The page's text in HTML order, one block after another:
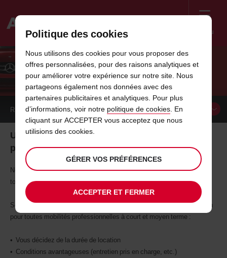
Menu
Avis
LA LOCATION JOURNALIÈRE
RÉSERVER UNVÉHICULE
Une solution simple et efficace pour la mobilité
professionnelle
Nous proposons à vos collaborateurs un service de location adapté à
tous leurs déplacements professionnels.
Selon leur besoin, une solution simple et flexible sont à leur disposition
pour toutes mobilités professionnelles à court et moyen terme :
• Vous décidez de la durée de location
• Conditions avantageuses (entretien pris en charge, etc.)
Politique des cookies
Nous utilisons des cookies pour vous proposer des
offres personnalisées, pour des raisons analytiques et
pour améliorer votre expérience sur notre site. Nous
partageons également nos données avec des
partenaires publicitaires et analytiques. Pour plus
d’informations, voir notre politique de cookies. En
cliquant sur ACCEPTER vous acceptez que nous
utilisions des cookies.
GÉRER VOS PRÉFÉRENCES
ACCEPTER ET FERMER